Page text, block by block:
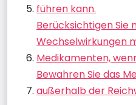
führen kann.
Berücksichtigen Sie
Wechselwirkungen
Medikamenten,
Bewahren Sie das
außerhalb der